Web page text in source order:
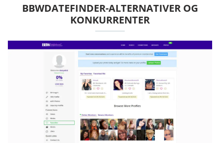
BBWDATEFINDER-ALTERNATIVER OG
KONKURRENTER